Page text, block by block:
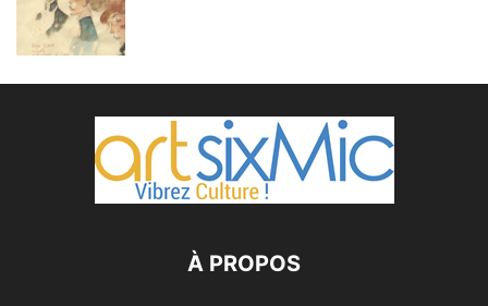
À PROPOS